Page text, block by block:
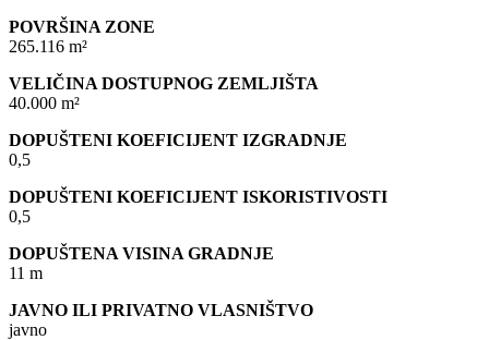
POVRŠINA ZONE
265.116 m²
VELIČINA DOSTUPNOG ZEMLJIŠTA
40.000 m²
DOPUŠTENI KOEFICIJENT IZGRADNJE
0,5
DOPUŠTENI KOEFICIJENT ISKORISTIVOSTI
0,5
DOPUŠTENA VISINA GRADNJE
11 m
JAVNO ILI PRIVATNO VLASNIŠTVO
javno